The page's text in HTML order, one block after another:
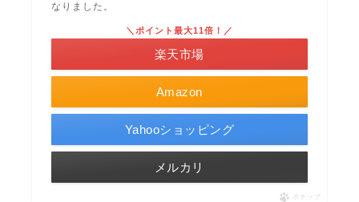
なりました。
Amazon
＼ポイント最大11倍！／
楽天市場
Yahooショッピング
メルカリ
ポチップ